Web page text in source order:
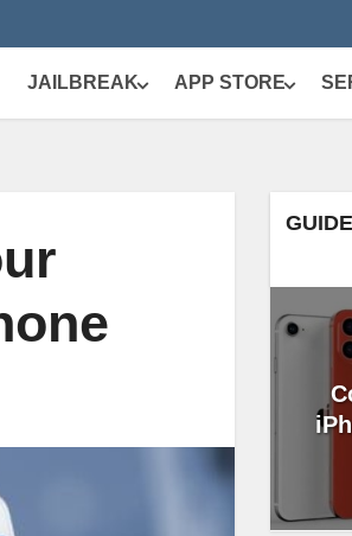
JAILBREAK APP STORE